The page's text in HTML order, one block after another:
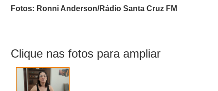
Fotos: Ronni Anderson/Rádio Santa Cruz FM
Clique nas fotos para ampliar